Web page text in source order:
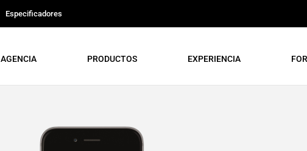
Especificadores
AGENCIA PRODUCTOS EXPERIENCIA